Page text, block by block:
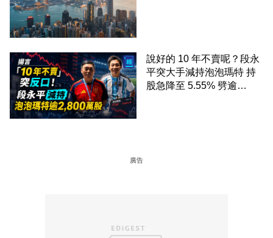
說好的 10 年不賣呢？段永
平突大手減持泡泡瑪特 持
股急降至 5.55% 劈逾
廣告